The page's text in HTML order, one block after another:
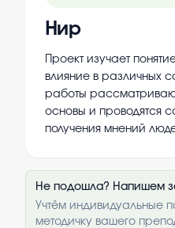
Нир
Проект изучает
влияние в различных
работы
основы и проводятся
получения мнений
Не подошла? Напишем
Учтём индивидуальные
методичку вашего